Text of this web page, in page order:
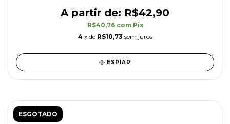
R$42,90
R$40,76 com Pix
4 x de R$10,73 sem juros
ESPIAR
ESGOTADO